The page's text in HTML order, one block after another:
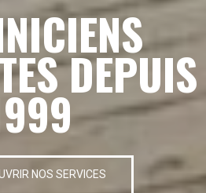
DEPUIS
NOS SERVICES